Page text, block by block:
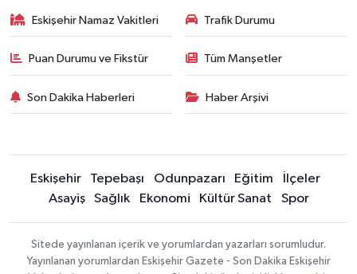
Eskişehir Namaz Vakitleri Trafik Durumu
Puan Durumu ve Fikstür Tüm Manşetler
Son Dakika Haberleri Haber Arşivi
Eskişehir Tepebaşı Odunpazarı Eğitim
İlçeler
Asayiş
Sağlık Ekonomi Kültür Sanat Spor
Sitede yayınlanan içerik ve yorumlardan yazarları sorumludur.
Yayınlanan yorumlardan Eskişehir Gazete - Son Dakika Eskişehir